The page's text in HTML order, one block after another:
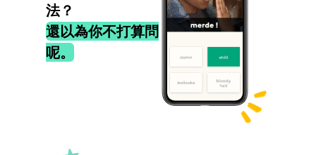
法？
還以為你不打算問
呢。